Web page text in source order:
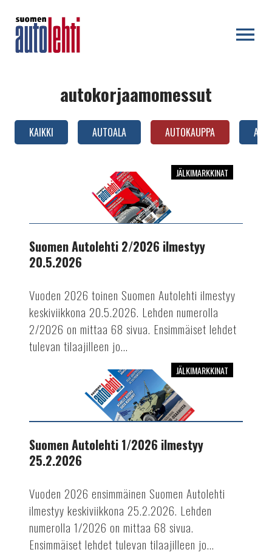
autokorjaamomessut
KAIKKI AUTOALA AUTOKAUPPA
ilmestyy
JÄLKIMARKKINAT
Suomen Autolehti 2/2026 ilmestyy
20.5.2026
Vuoden 2026 toinen Suomen Autolehti ilmestyy
keskiviikkona 20.5.2026. Lehden numerolla
2/2026 on mittaa 68 sivua. Ensimmäiset lehdet
tulevan tilaajilleen jo...
ilmestyy
JÄLKIMARKKINAT
Suomen Autolehti 1/2026 ilmestyy
25.2.2026
Vuoden 2026 ensimmäinen Suomen Autolehti
ilmestyy keskiviikkona 25.2.2026. Lehden
numerolla 1/2026 on mittaa 68 sivua.
Ensimmäiset lehdet tulevan tilaajilleen jo...